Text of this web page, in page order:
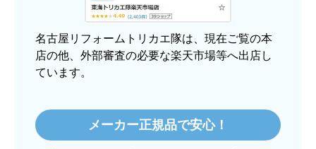
丁寧でした。
2025年12月24日 21:44
欲しい商品をスムーズに注文できましたか？
名古屋リフォームトリカエ隊は、現在ご覧の本
店の他、外部審査の必要な楽天市場等へ出店し
ています。
メーカー正規品で安心！